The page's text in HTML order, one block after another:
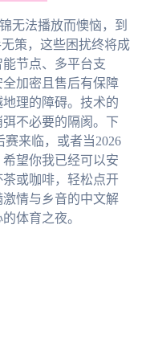
无法播放而懊恼，到
策，这些困扰终将成
节点、多平台支
加密且售后有保障
理的障碍。技术的
不必要的隔阂。下
来临，或者当2026
望你我已经可以安
或咖啡，轻松点开
情与乡音的中文解
体育之夜。